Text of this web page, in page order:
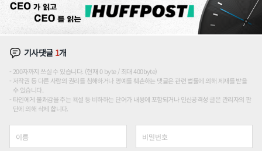
기사댓글 1개
200자까지 쓰실 수 있습니다. (현재 0 byte / 최대 400byte)
저작권 등 다른 사람의 권리를 침해하거나 명예를 훼손하는 댓글은 관련 법률에 의해 제재를 받을
수 있습니다.
타인에게 불쾌감을 주는 욕설 등 비하하는 단어가 내용에 포함되거나 인신공격성 글은 관리자의 판
단에 의해 삭제 합니다.